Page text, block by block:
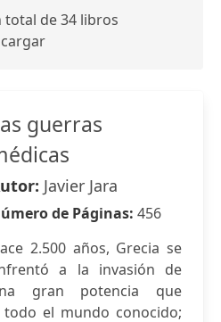
total de 34 libros
guerras
Javier Jara
de Páginas: 456
2.500 años, Grecia se
a la invasión de
gran potencia que
el mundo conocido;